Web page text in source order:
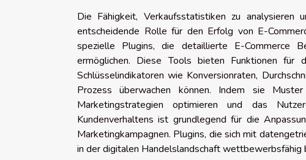
Die Fähigkeit, Verkaufsstatistiken zu analysieren
entscheidende Rolle für den Erfolg von E-
spezielle Plugins, die detaillierte E-Commerce
ermöglichen. Diese Tools bieten Funktionen für
Schlüsselindikatoren wie Konversionraten,
Prozess überwachen können. Indem sie
Marketingstrategien optimieren und das
Kundenverhaltens ist grundlegend für die
Marketingkampagnen. Plugins, die sich mit
in der digitalen Handelslandschaft wettbewerbsfähig